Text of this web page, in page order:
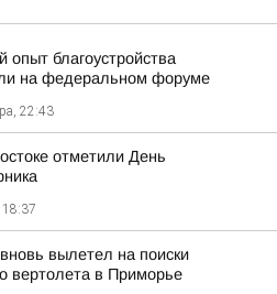
опыт благоустройства
на федеральном форуме
22:43
отметили День
18:37
вылетел на поиски
вертолета в Приморье